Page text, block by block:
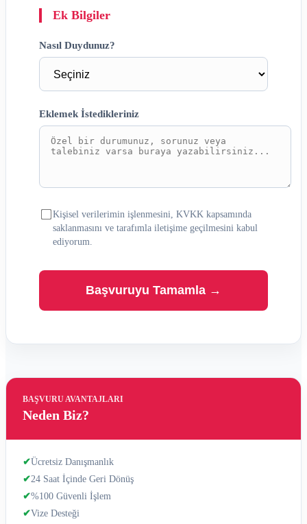
BAŞVURU AVANTAJLARI
Neden Biz?
✔Ücretsiz Danışmanlık
✔24 Saat İçinde Geri Dönüş
✔%100 Güvenli İşlem
✔Vize Desteği
Ek Bilgiler
Nasıl Duydunuz?
Eklemek İstedikleriniz
Kişisel verilerimin işlenmesini, KVKK kapsamında
saklanmasını ve tarafımla iletişime geçilmesini kabul
ediyorum.
Başvuruyu Tamamla →